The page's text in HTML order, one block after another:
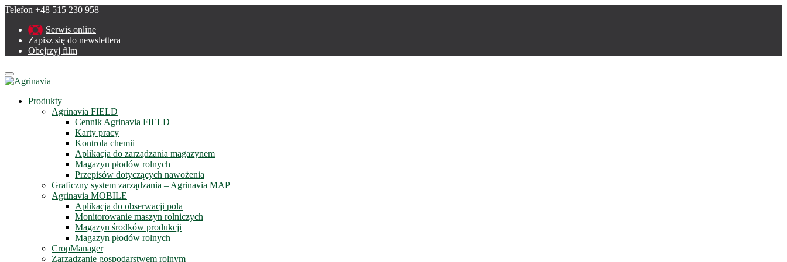
Telefon +48 515 230 958
Serwis online
Zapisz się do newslettera
Obejrzyj film
Menu
Produkty
Agrinavia FIELD
Cennik Agrinavia FIELD
Karty pracy
Kontrola chemii
Aplikacja do zarządzania magazynem
Magazyn płodów rolnych
Przepisów dotyczących nawożenia
Graficzny system zarządzania – Agrinavia MAP
Agrinavia MOBILE
Aplikacja do obserwacji pola
Monitorowanie maszyn rolniczych
Magazyn środków produkcji
Magazyn płodów rolnych
CropManager
Zarządzanie gospodarstwem rolnym